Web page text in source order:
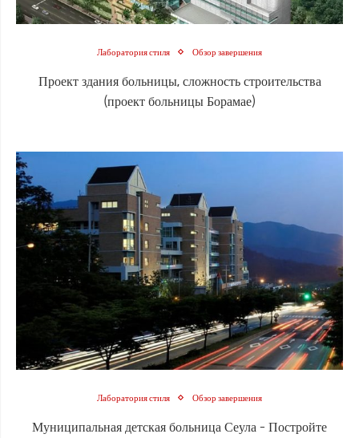
Лаборатория стиля Обзор завершения
Проект здания больницы, сложность строительства
(проект больницы Борамае)
Лаборатория стиля Обзор завершения
Муниципальная детская больница Сеула - Постройте